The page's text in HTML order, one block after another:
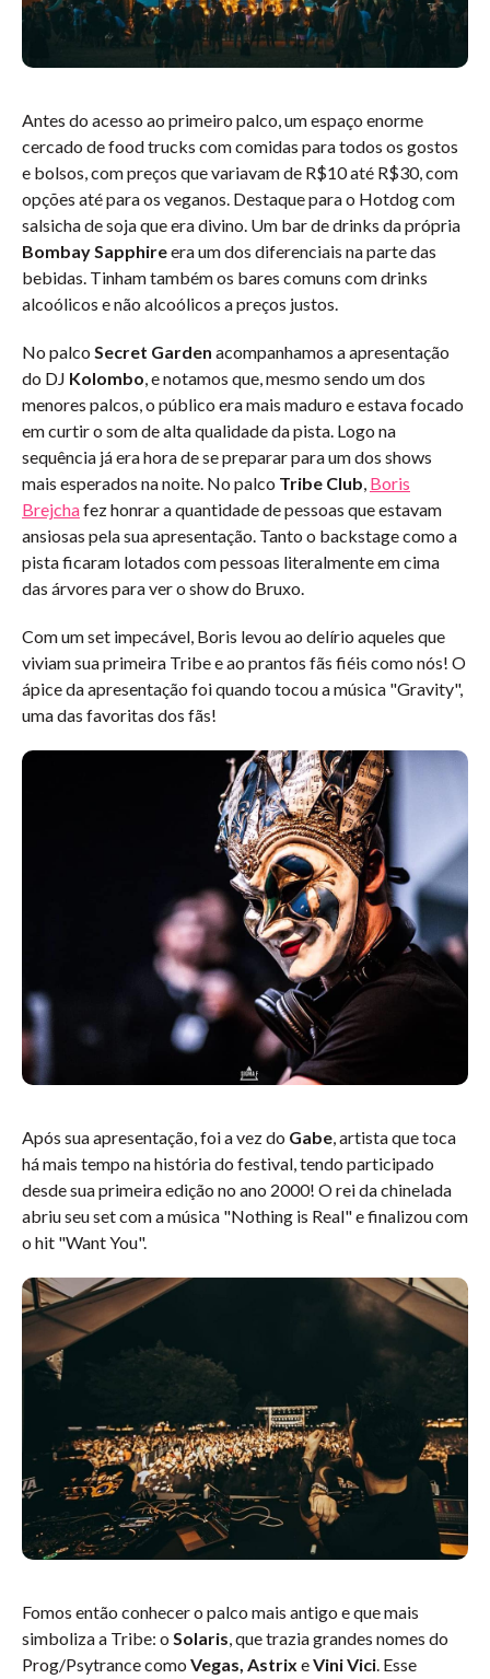
Antes do acesso ao primeiro palco, um espaço enorme
cercado de food trucks com comidas para todos os gostos
e bolsos, com preços que variavam de R$10 até R$30, com
opções até para os veganos. Destaque para o Hotdog com
salsicha de soja que era divino. Um bar de drinks da própria
Bombay Sapphireera um dos diferenciais na parte das
bebidas. Tinham também os bares comuns com drinks
alcoólicos e não alcoólicos a preços justos.
No palco Secret Garden acompanhamos a apresentação
do DJ Kolombo , e notamos que, mesmo sendo um dos
menores palcos, o público era mais maduro e estava focado
em curtir o som de alta qualidade da pista. Logo na
sequência já era hora de se preparar para um dos shows
mais esperados na noite. No palco Tribe Club Boris
Brejchafez honrar a quantidade de pessoas que estavam
ansiosas pela sua apresentação. Tanto o backstage como a
pista ficaram lotados com pessoas literalmente em cima
das árvores para ver o show do Bruxo.
Com um set impecável, Boris levou ao delírio aqueles que
viviam sua primeira Tribe e ao prantos fãs fiéis como nós! O
ápice da apresentação foi quando tocou a música "Gravity",
uma das favoritas dos fãs!
Após sua apresentação, foi a vez do Gabe , artista que toca
há mais tempo na história do festival, tendo participado
desde sua primeira edição no ano 2000! O rei da chinelada
abriu seu set com a música "Nothing is Real" e finalizou com
o hit "Want You".
Fomos então conhecer o palco mais antigo e que mais
simboliza a Tribe: o Solaris, que trazia grandes nomes do
Prog/Psytrance como Vegas, Astrix eVini Vici. Esse